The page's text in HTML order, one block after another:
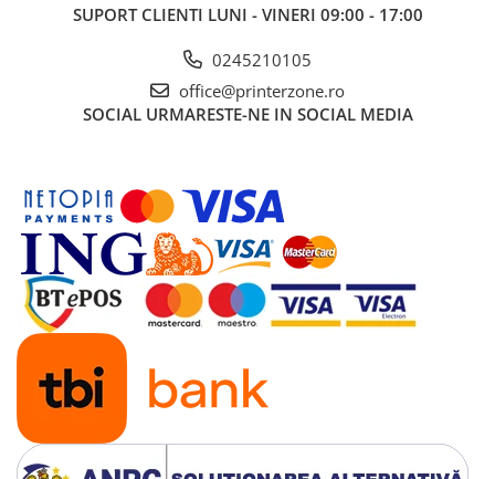
Filament imprimanta 3D
Ultrabookuri
Laptop-uri 2 in 1
Accesorii laptop
Mini PC AI
Piese si accesorii
Accesorii Printing
Ribbon
Desktop PC
PC Office
SUPORT CLIENTI LUNI - VINERI 09:00 - 17:00
0245210105
office@printerzone.ro
SOCIAL URMARESTE-NE IN SOCIAL MEDIA